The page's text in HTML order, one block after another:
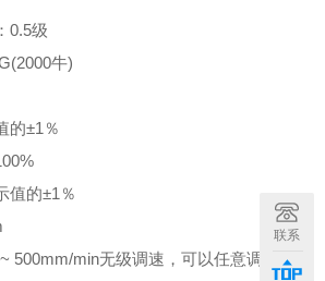
0.5级
牛)
的±1％
值的±1％
500mm/min无级调速，可以任意调节
联系